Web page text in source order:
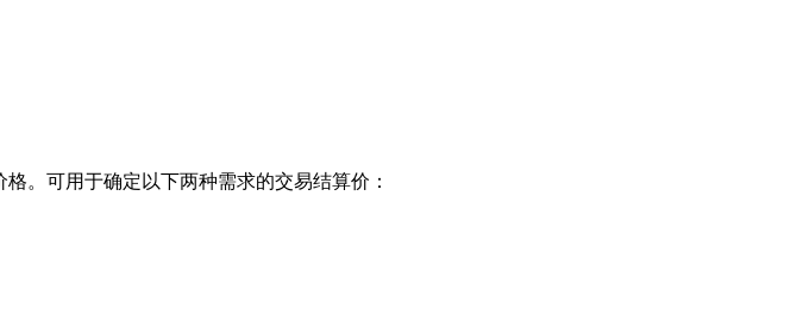
。可用于确定以下两种需求的交易结算价：